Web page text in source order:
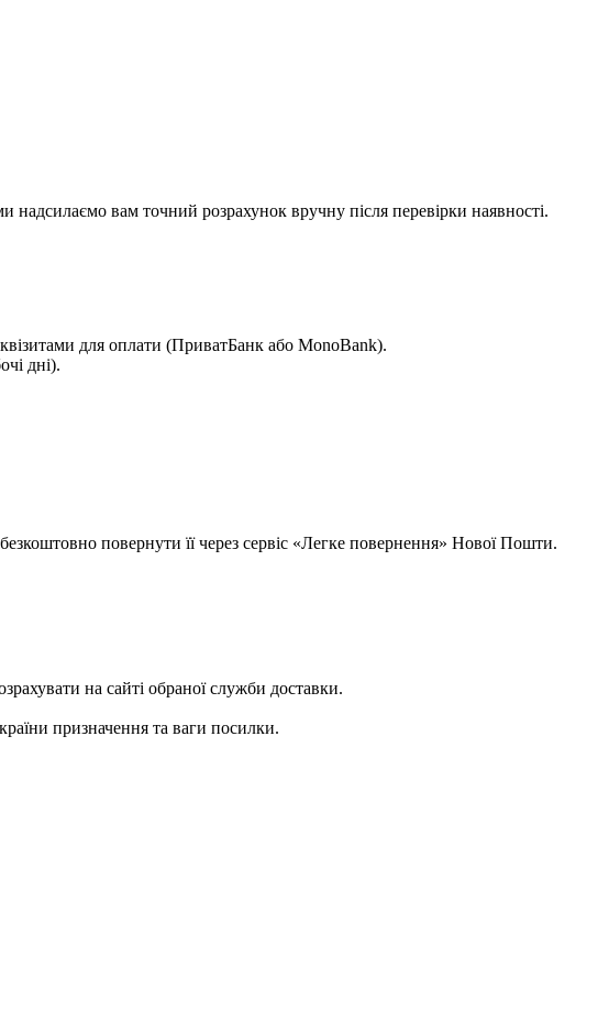
вам точний розрахунок вручну після перевірки наявності.
для оплати (ПриватБанк або MonoBank).
дні).
повернути її через сервіс «Легке повернення» Нової Пошти.
на сайті обраної служби доставки.
призначення та ваги посилки.